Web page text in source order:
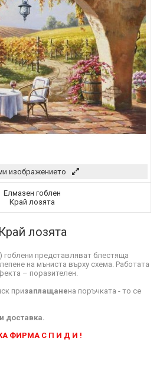
изображението
лозята
гоблени представляват блестяща
на мъниста върху схема. Работата
– поразителен.
призаплащанена поръчката - то се
доставка.
ФИРМА С П И Д И !